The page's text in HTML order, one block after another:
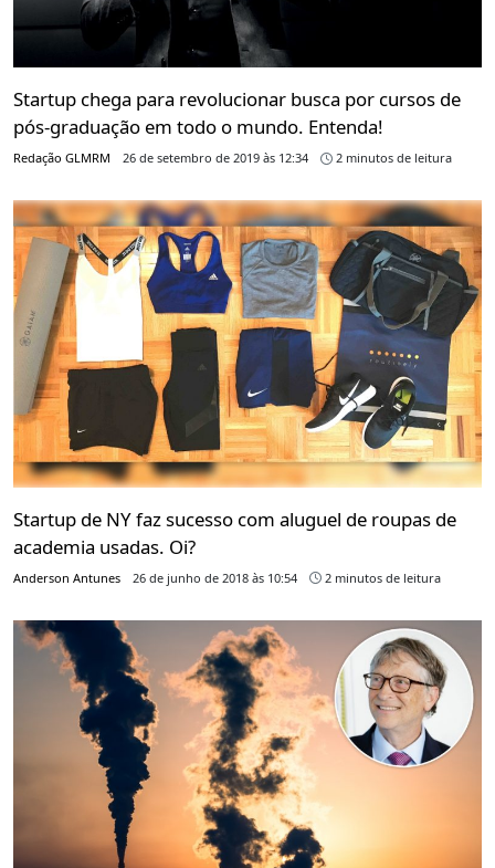
Startup chega para revolucionar busca por cursos de
pós-graduação em todo o mundo. Entenda!
Redação GLMRM 26 de setembro de 2019 às 12:34 2 minutos de leitura
Startup de NY faz sucesso com aluguel de roupas de
academia usadas. Oi?
Anderson Antunes 26 de junho de 2018 às 10:54 2 minutos de leitura